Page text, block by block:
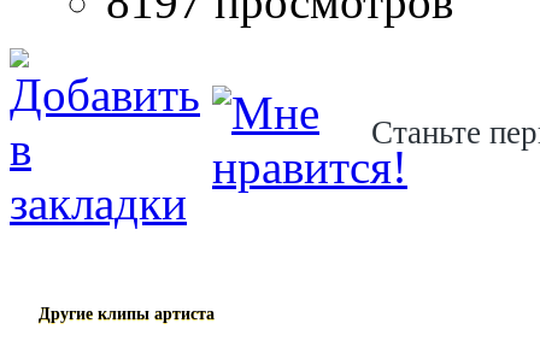
Станьте
Другие клипы артиста